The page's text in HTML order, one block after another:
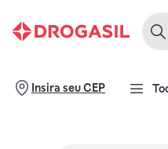
Insira seu CEP